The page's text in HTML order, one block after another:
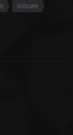
nieuwe